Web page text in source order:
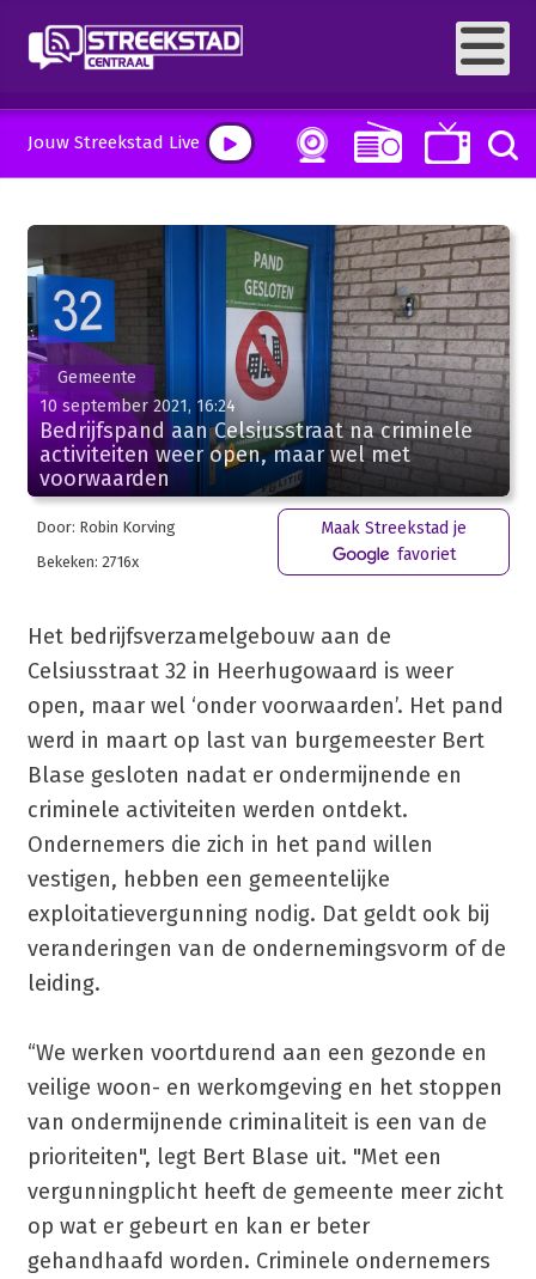
Jouw Streekstad Live
Gemeente
10 september 2021, 16:24
Bedrijfspand aan Celsiusstraat na criminele
activiteiten weer open, maar wel met
voorwaarden
Door: Robin Korving
Bekeken: 2716x
Maak Streekstad je
favoriet
Het bedrijfsverzamelgebouw aan de
Celsiusstraat 32 in Heerhugowaard is weer
open, maar wel ‘onder voorwaarden’. Het pand
werd in maart op last van burgemeester Bert
Blase gesloten nadat er ondermijnende en
criminele activiteiten werden ontdekt.
Ondernemers die zich in het pand willen
vestigen, hebben een gemeentelijke
exploitatievergunning nodig. Dat geldt ook bij
veranderingen van de ondernemingsvorm of de
leiding.
“We werken voortdurend aan een gezonde en
veilige woon- en werkomgeving en het stoppen
van ondermijnende criminaliteit is een van de
prioriteiten", legt Bert Blase uit. "Met een
vergunningplicht heeft de gemeente meer zicht
op wat er gebeurt en kan er beter
gehandhaafd worden. Criminele ondernemers